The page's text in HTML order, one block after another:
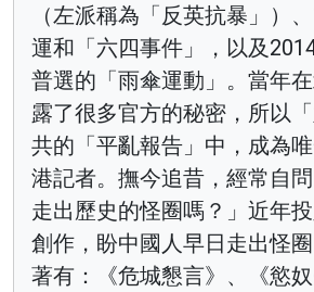
（左派稱為「反英抗暴」）
運和「六四事件」，以及
普選的「雨傘運動」。當年
露了很多官方的秘密，所以
共的「平亂報告」中，成為
港記者。撫今追昔，經常自
走出歷史的怪圈嗎？」近年
創作，盼中國人早日走出怪圈
著有：《危城懇言》、《慾奴